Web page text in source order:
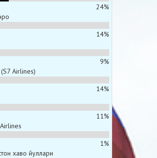
24%
14%
9%
Airlines)
14%
11%
1%
хаво йуллари